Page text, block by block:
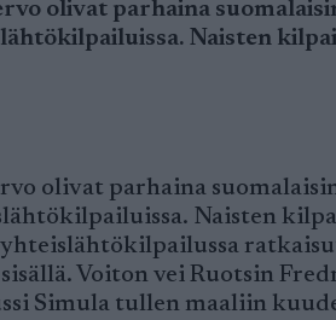
olivat parhaina
Naisten
olivat parhaina
Naisten
Voiton vei Ruotsin
Simula tullen maaliin